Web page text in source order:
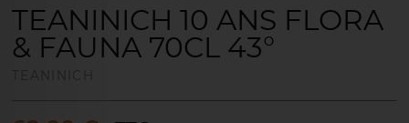
TEANINICH 10 ANS FLORA
& FAUNA 70CL 43°